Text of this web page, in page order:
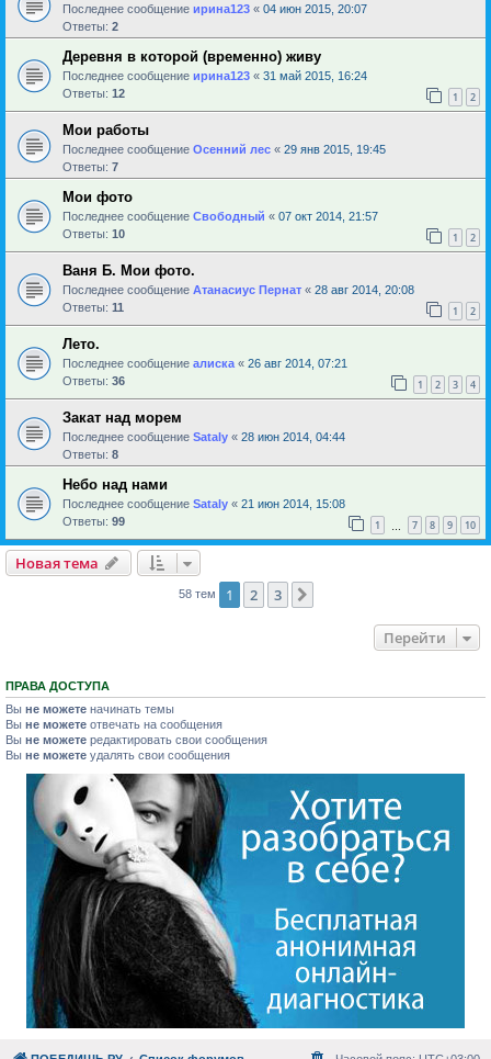
Последнее сообщение ирина123 « 04 июн 2015, 20:07
Ответы: 2
Деревня в которой (временно) живу
Последнее сообщение ирина123 « 31 май 2015, 16:24
Ответы: 12 1 2
Мои работы
Последнее сообщение Осенний лес « 29 янв 2015, 19:45
Ответы: 7
Мои фото
Последнее сообщение Свободный « 07 окт 2014, 21:57
Ответы: 10 1 2
Ваня Б. Мои фото.
Последнее сообщение Атанасиус Пернат « 28 авг 2014, 20:08
Ответы: 11 1 2
Лето.
Последнее сообщение алиска « 26 авг 2014, 07:21
Ответы: 36 1 2 3 4
Закат над морем
Последнее сообщение Sataly « 28 июн 2014, 04:44
Ответы: 8
Небо над нами
Последнее сообщение Sataly « 21 июн 2014, 15:08
Ответы: 99 1 7 8 9 10
Новая тема
58 тем 1 2 3
Перейти
ПРАВА ДОСТУПА
Вы не можете начинать темы
Вы не можете отвечать на сообщения
Вы не можете редактировать свои сообщения
Вы не можете удалять свои сообщения